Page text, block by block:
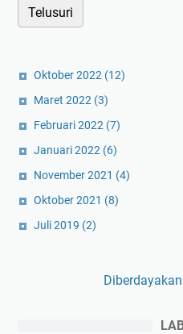
g
D
o
m
o
R
Oktober 2022 (12)
Maret 2022 (3)
Februari 2022 (7)
Januari 2022 (6)
November 2021 (4)
Oktober 2021 (8)
Juli 2019 (2)